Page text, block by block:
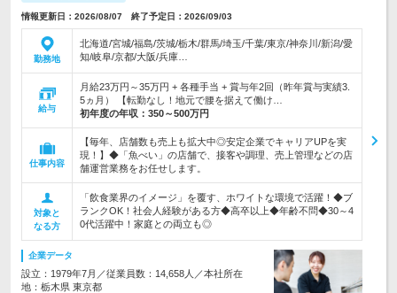
情報更新日：2026/08/07 終了予定日：2026/09/03
勤務地
北海道/宮城/福島/茨城/栃木/群馬/埼玉/千葉/東京/神奈川/新潟/愛
知/岐阜/京都/大阪/兵庫…
給与
月給23万円～35万円 + 各種手当 + 賞与年2回（昨年賞与実績3.
5ヵ月） 【転勤なし！地元で腰を据えて働け…
初年度の年収： 350～500万円
仕事内容
【毎年、店舗数も売上も拡大中◎安定企業でキャリアUPを実
現！】◆「魚べい」の店舗で、接客や調理、売上管理などの店
舗運営業務をお任せします。
対象と
なる方
「飲食業界のイメージ」を覆す、ホワイトな環境で活躍！◆ブ
ランクOK！社会人経験がある方◆高卒以上◆年齢不問◆30～4
0代活躍中！家庭との両立も◎
企業データ
設立：1979年7月／従業員数：14,658人／本社所在
地：栃木県 東京都